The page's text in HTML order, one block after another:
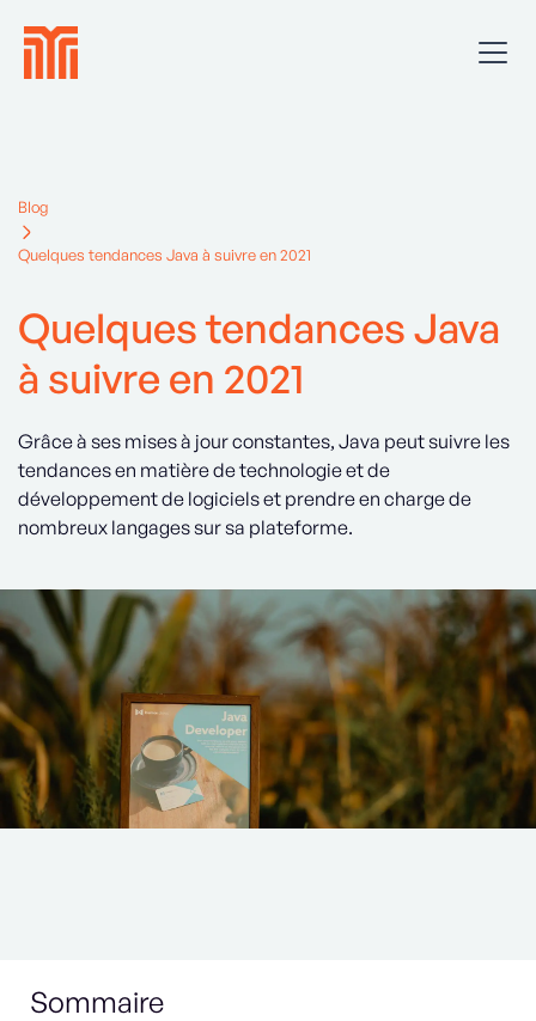
Blog
Quelques tendances Java à suivre en 2021
Quelques tendances Java
à suivre en 2021
Grâce à ses mises à jour constantes, Java peut suivre les
tendances en matière de technologie et de
développement de logiciels et prendre en charge de
nombreux langages sur sa plateforme.
Sommaire